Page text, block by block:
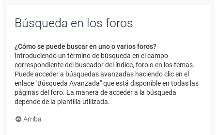
Búsqueda en los foros
¿Cómo se puede buscar en uno o varios foros?
Introduciendo un término de búsqueda en el campo
correspondiente del buscador del índice, foro o en los temas.
Puede acceder a búsquedas avanzadas haciendo clic en el
enlace "Búsqueda Avanzada" que está disponible en todas las
páginas del foro. La manera de acceder a la búsqueda
depende de la plantilla utilizada.
Arriba